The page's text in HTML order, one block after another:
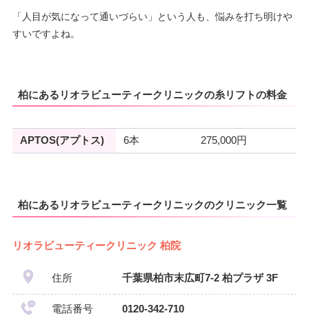
「人目が気になって通いづらい」という人も、悩みを打ち明けや
すいですよね。
柏にあるリオラビューティークリニックの糸リフトの料金
APTOS(アプトス) 6本 275,000円
柏にあるリオラビューティークリニックのクリニック一覧
リオラビューティークリニック 柏院
住所 千葉県柏市末広町7-2 柏プラザ 3F
電話番号 0120-342-710